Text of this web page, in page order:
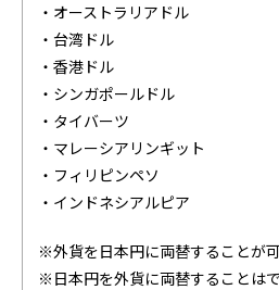
・オーストラリアドル
・台湾ドル
・香港ドル
・シンガポールドル
・タイバーツ
・マレーシアリンギット
・フィリピンペソ
・インドネシアルピア
※外貨を日本円に両替することが可
※日本円を外貨に両替することはで